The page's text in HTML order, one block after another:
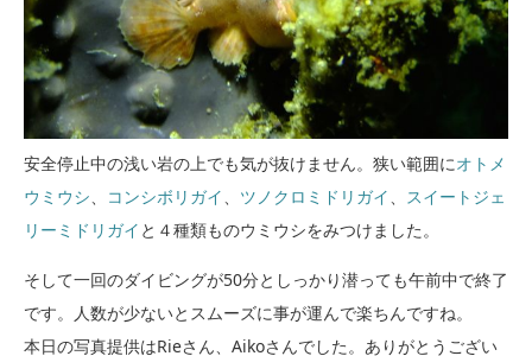
安全停止中の浅い岩の上でも気が抜けません。狭い範囲にオトメ
ウミウシ、 コンシボリガイ、 ツノクロミドリガイ、 スイートジェ
リーミドリガイ と４種類ものウミウシをみつけました。
そして一回のダイビングが50分としっかり潜っても午前中で終了
です。人数が少ないとスムーズに事が運んで楽ちんですね。
本日の写真提供はRieさん、Aikoさんでした。ありがとうござい